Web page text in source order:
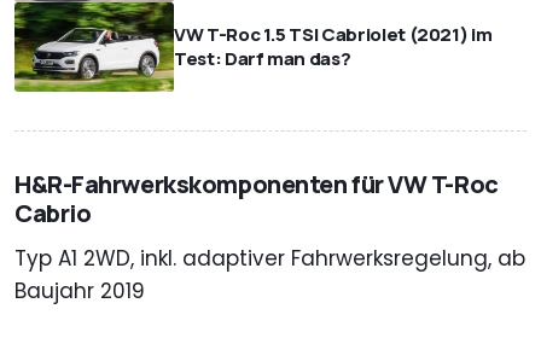
VW T-Roc 1.5 TSI Cabriolet (2021) im
Test: Darf man das?
H&R-Fahrwerkskomponenten für VW T-Roc
Cabrio
Typ A1 2WD, inkl. adaptiver Fahrwerksregelung, ab
Baujahr 2019